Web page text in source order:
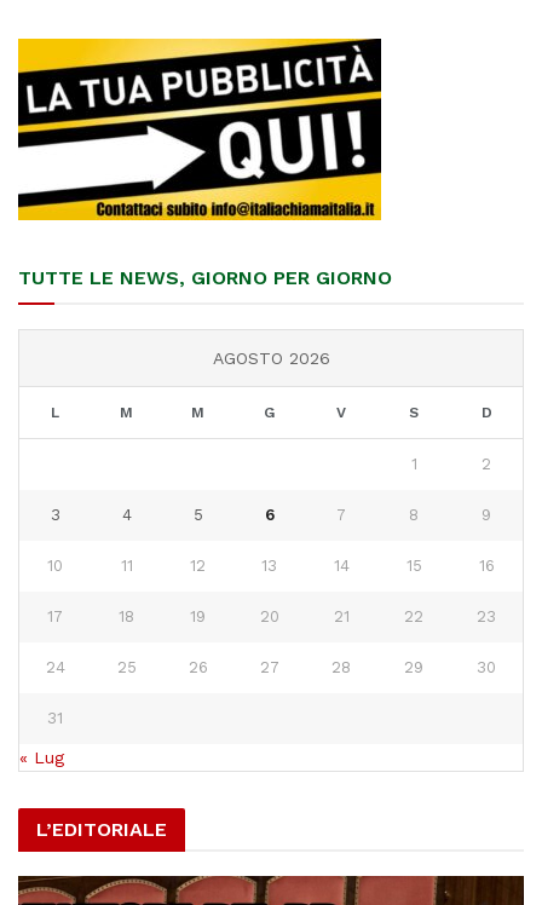
TUTTE LE NEWS, GIORNO PER GIORNO
AGOSTO 2026
L M M G V S D
1 2
3 4 5 6 7 8 9
10 11 12 13 14 15 16
17 18 19 20 21 22 23
24 25 26 27 28 29 30
31
« Lug
L’EDITORIALE